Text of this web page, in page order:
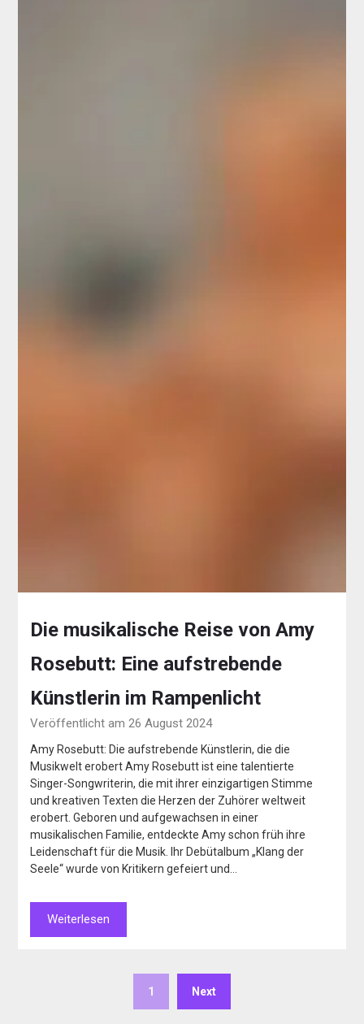
Die musikalische Reise von Amy
Rosebutt: Eine aufstrebende
Künstlerin im Rampenlicht
Veröffentlicht am 26 August 2024
Amy Rosebutt: Die aufstrebende Künstlerin, die die
Musikwelt erobert Amy Rosebutt ist eine talentierte
Singer-Songwriterin, die mit ihrer einzigartigen Stimme
und kreativen Texten die Herzen der Zuhörer weltweit
erobert. Geboren und aufgewachsen in einer
musikalischen Familie, entdeckte Amy schon früh ihre
Leidenschaft für die Musik. Ihr Debütalbum „Klang der
Seele“ wurde von Kritikern gefeiert und…
Weiterlesen
1 Next